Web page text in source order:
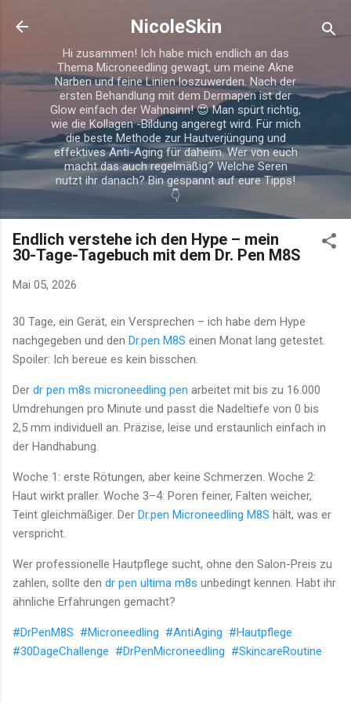
Direkt zum Hauptbereich
NicoleSkin
Hi zusammen! Ich habe mich endlich an das
Thema Microneedling gewagt, um meine Akne
Narben und feine Linien loszuwerden. Nach der
ersten Behandlung mit dem Dermapen ist der
Glow einfach der Wahnsinn! 😍 Man spürt richtig,
wie die Kollagen -Bildung angeregt wird. Für mich
die beste Methode zur Hautverjüngung und
effektives Anti-Aging für daheim. Wer von euch
macht das auch regelmäßig? Welche Seren
nutzt ihr danach? Bin gespannt auf eure Tipps!
👇
Endlich verstehe ich den Hype – mein
30-Tage-Tagebuch mit dem Dr. Pen M8S
Mai 05, 2026
30 Tage, ein Gerät, ein Versprechen – ich habe dem Hype
nachgegeben und den Dr.pen M8S einen Monat lang getestet.
Spoiler: Ich bereue es kein bisschen.
Der dr pen m8s microneedling pen arbeitet mit bis zu 16.000
Umdrehungen pro Minute und passt die Nadeltiefe von 0 bis
2,5 mm individuell an. Präzise, leise und erstaunlich einfach in
der Handhabung.
Woche 1: erste Rötungen, aber keine Schmerzen. Woche 2:
Haut wirkt praller. Woche 3–4: Poren feiner, Falten weicher,
Teint gleichmäßiger. Der Dr.pen Microneedling M8S hält, was er
verspricht.
Wer professionelle Hautpflege sucht, ohne den Salon-Preis zu
zahlen, sollte den dr pen ultima m8s unbedingt kennen. Habt ihr
ähnliche Erfahrungen gemacht?
#DrPenM8S #Microneedling #AntiAging #Hautpflege
#30DageChallenge #DrPenMicroneedling #SkincareRoutine